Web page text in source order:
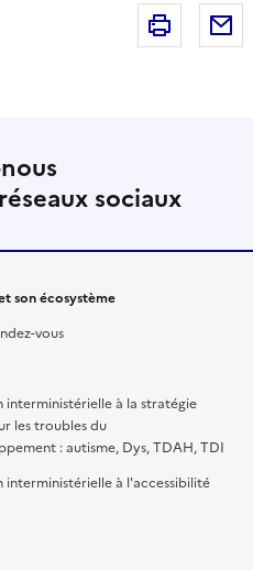
Imprimer
sociaux
son écosystème
vous
interministérielle à la stratégie
les troubles du
: autisme, Dys, TDAH, TDI
interministérielle à l'accessibilité